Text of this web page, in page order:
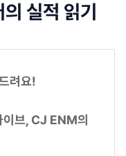
실적 읽기
려요!
브, CJ ENM의